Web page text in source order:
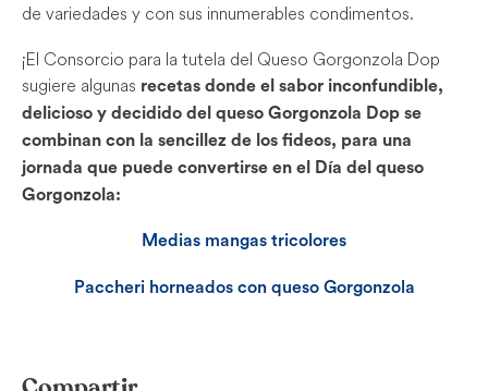
de variedades y con sus innumerables condimentos.
¡El Consorcio para la tutela del Queso Gorgonzola Dop
sugiere algunas recetas donde el sabor inconfundible,
delicioso y decidido del queso Gorgonzola Dop se
combinan con la sencillez de los fideos, para una
jornada que puede convertirse en el Día del queso
Gorgonzola:
Medias mangas tricolores
Paccheri horneados con queso Gorgonzola